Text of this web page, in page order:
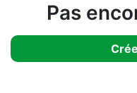
Pas